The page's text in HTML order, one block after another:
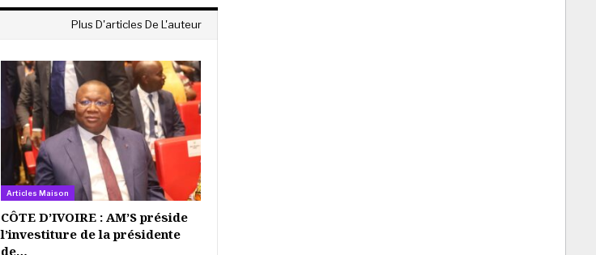
Plus D'articles De L'auteur
Articles Maison
CÔTE D’IVOIRE : AM’S préside
l’investiture de la présidente
de…